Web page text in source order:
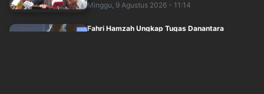
Minggu, 9 Agustus 2026 - 11:14
Fahri Hamzah Ungkap Tugas Danantara